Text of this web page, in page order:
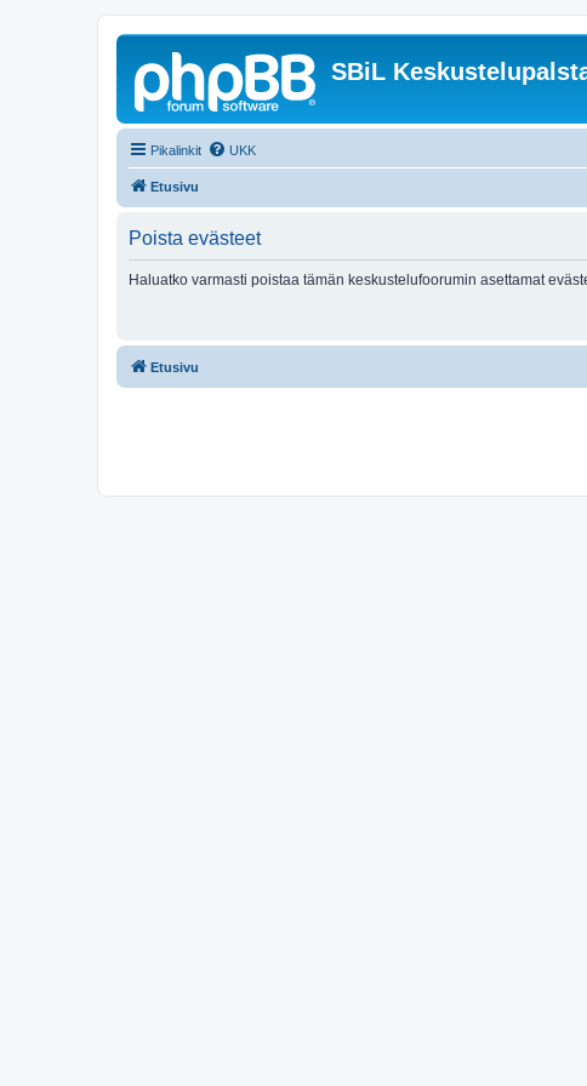
SBiL
Pikalinkit UKK
Etusivu
Poista evästeet
Haluatko varmasti poistaa tämän keskustelufoorumin asettamat
Etusivu